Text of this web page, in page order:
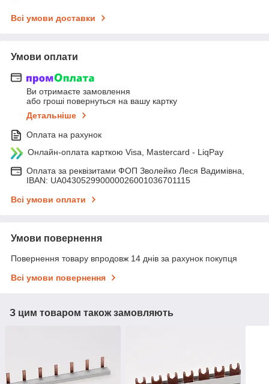
Всі умови доставки
Умови оплати
Ви отримаєте замовлення
або гроші повернуться на вашу картку
Детальніше
Оплата на рахунок
Онлайн-оплата карткою Visa, Mastercard - LiqPay
Оплата за реквізитами ФОП Зволейко Леся Вадимівна,
IBAN: UA043052990000026001036701115
Всі умови оплати
Умови повернення
Повернення товару впродовж 14 днів за рахунок покупця
Всі умови повернення
З цим товаром також замовляють